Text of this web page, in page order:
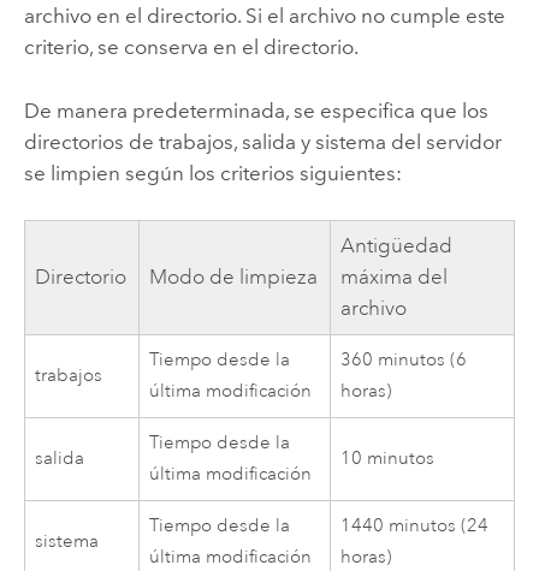
archivo en el directorio. Si el archivo no cumple este
criterio, se conserva en el directorio.
De manera predeterminada, se especifica que los
directorios de trabajos, salida y sistema del servidor
se limpien según los criterios siguientes:
Directorio Modo de limpieza
Antigüedad
máxima del
archivo
trabajos
Tiempo desde la
última modificación
360 minutos (6
horas)
salida
Tiempo desde la
última modificación
10 minutos
sistema
Tiempo desde la
última modificación
1440 minutos (24
horas)